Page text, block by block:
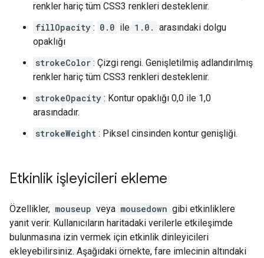
renkler hariç tüm CSS3 renkleri desteklenir.
fillOpacity : 0.0 ile 1.0. arasındaki dolgu
opaklığı
strokeColor : Çizgi rengi. Genişletilmiş adlandırılmış
renkler hariç tüm CSS3 renkleri desteklenir.
strokeOpacity : Kontur opaklığı 0,0 ile 1,0
arasındadır.
strokeWeight : Piksel cinsinden kontur genişliği.
Etkinlik işleyicileri ekleme
Özellikler, mouseup veya mousedown gibi etkinliklere
yanıt verir. Kullanıcıların haritadaki verilerle etkileşimde
bulunmasına izin vermek için etkinlik dinleyicileri
ekleyebilirsiniz. Aşağıdaki örnekte, fare imlecinin altındaki